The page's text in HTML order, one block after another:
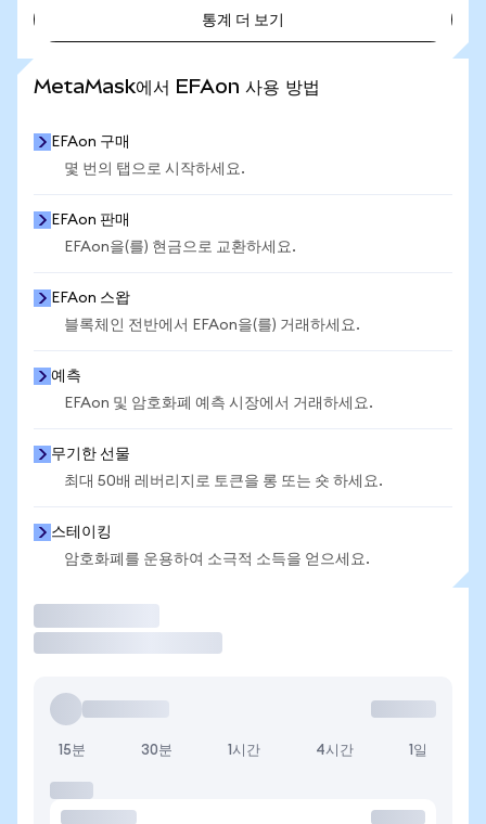
통계 더 보기
MetaMask에서 EFAon 사용 방법
EFAon 구매
몇 번의 탭으로 시작하세요.
EFAon 판매
EFAon을(를) 현금으로 교환하세요.
EFAon 스왑
블록체인 전반에서 EFAon을(를) 거래하세요.
예측
EFAon 및 암호화폐 예측 시장에서 거래하세요.
무기한 선물
최대 50배 레버리지로 토큰을 롱 또는 숏 하세요.
스테이킹
암호화폐를 운용하여 소극적 소득을 얻으세요.
15분 30분 1시간 4시간 1일